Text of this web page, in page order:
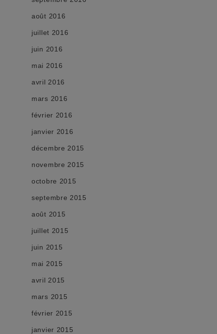
août 2016
juillet 2016
juin 2016
mai 2016
avril 2016
mars 2016
février 2016
janvier 2016
décembre 2015
novembre 2015
octobre 2015
septembre 2015
août 2015
juillet 2015
juin 2015
mai 2015
avril 2015
mars 2015
février 2015
janvier 2015